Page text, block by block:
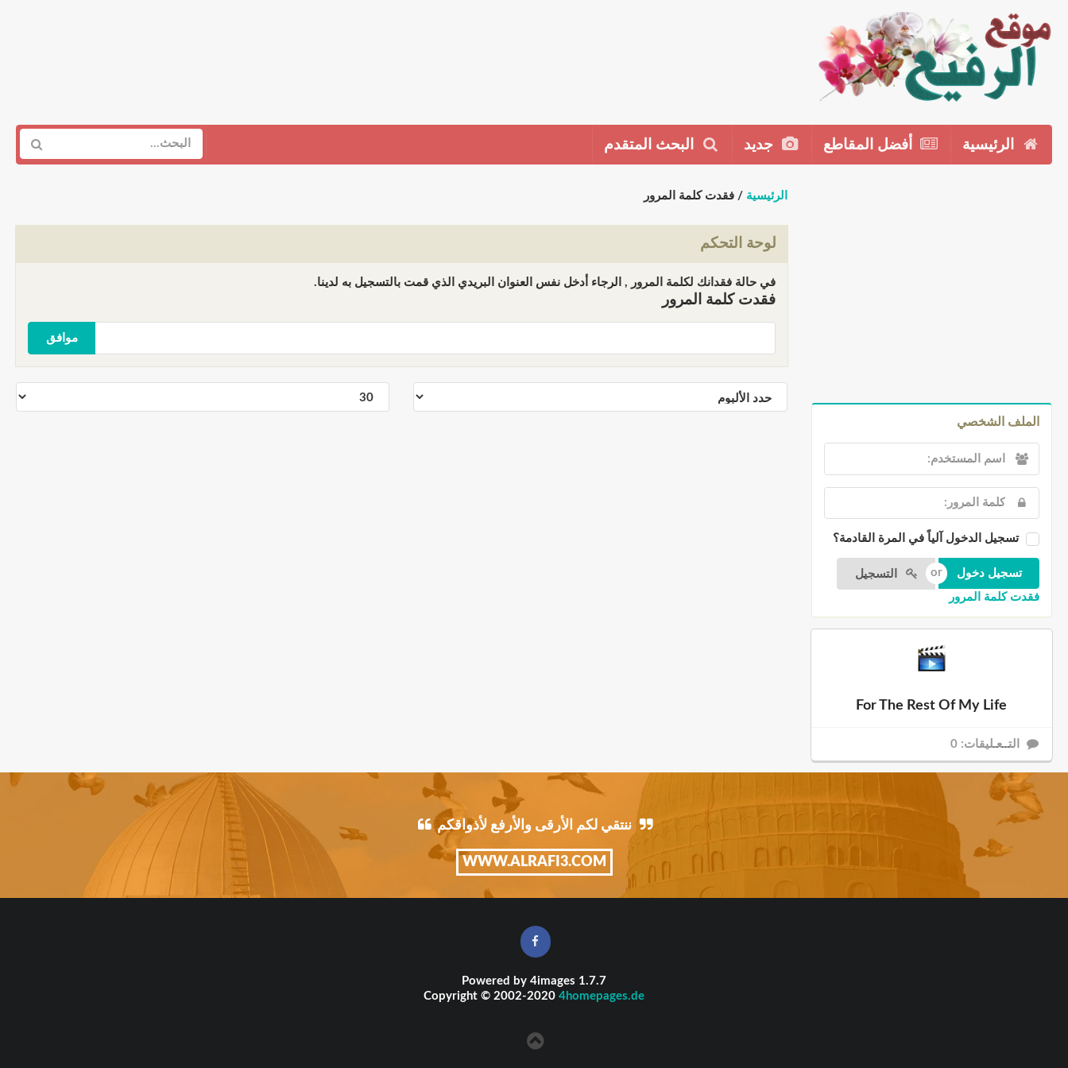
الرئيسية أفضل المقاطع جديد البحث المتقدم
الملف الشخصي
تسجيل الدخول آلياً في المرة القادمة؟
التسجيل
فقدت كلمة المرور
For The Rest Of My Life
التــعـليقات: 0
الرئيسية / فقدت كلمة المرور
لوحة التحكم
في حالة فقدانك لكلمة المرور , الرجاء أدخل نفس العنوان البريدي الذي قمت بالتسجيل به لدينا.
فقدت كلمة المرور
موافق
ننتقي لكم الأرقى والأرفع لأذواقكم
WWW.ALRAFI3.COM
Powered by 4images 1.7.7
Copyright © 2002-2020 4homepages.de